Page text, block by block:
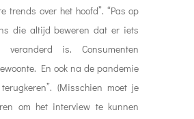
trends over het hoofd”. “Pas op
die altijd beweren dat er iets
veranderd is. Consumenten
En ook na de pandemie
(Misschien moet je
om het interview te kunnen